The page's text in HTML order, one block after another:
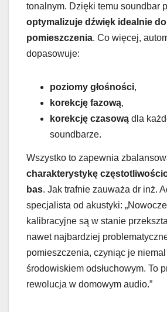
tonalnym. Dzięki temu soundbar
optymalizuje dźwięk idealnie
pomieszczenia. Co więcej,
dopasowuje:
poziomy głośności,
korekcję fazową,
korekcję czasową dla
soundbarze.
Wszystko to zapewnia
charakterystykę
bas. Jak trafnie zauważa dr inż.
specjalista od akustyki:
kalibracyjne są w stanie
nawet najbardziej
pomieszczenia, czyniąc je
środowiskiem odsłuchowym. To
rewolucja w domowym audio.”